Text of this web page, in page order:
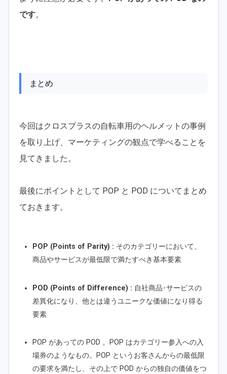
です。
まとめ
今回はクロスプラスの自転車用のヘルメットの事例
を取り上げ、マーケティングの観点で学べることを
見てきました。
最後にポイントとして POP と POD についてまとめ
ておきます。
POP (Points of Parity) : そのカテゴリーにおいて、
商品やサービスが最低限で満たすべき基本要素
POD (Points of Difference) : 自社商品･サービスの
差異化になり、他とは違うユニークな価値になり得る
要素
POP があっての POD 。POP はカテゴリー参入への入
場券のようなもの。POP というお客さんからの最低限
の要求を満たし、その上で POD からの独自の価値をつ